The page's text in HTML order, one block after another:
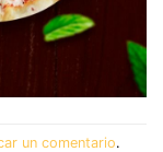
un comentario.